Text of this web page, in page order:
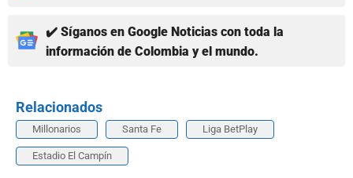
✔️ Síganos en Google Noticias con toda la
información de Colombia y el mundo.
Relacionados
Millonarios Santa Fe Liga BetPlay
Estadio El Campín